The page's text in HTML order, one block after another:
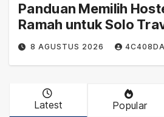
Panduan Memilih
Ramah untuk Solo
8 AGUSTUS 2026
Latest Popular